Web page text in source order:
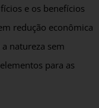
e os benefícios
redução econômica
natureza sem
para as